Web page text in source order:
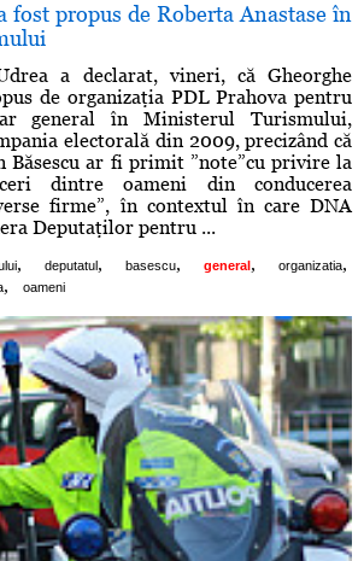
fost propus de Roberta Anastase în
a declarat, vineri, că Gheorghe
de organizaţia PDL Prahova pentru
general în Ministerul Turismului,
electorală din 2009, precizând că
Băsescu ar fi primit ”note”cu privire la
dintre oameni din conducerea
firme”, în contextul în care DNA
Deputaţilor pentru ...
, deputatul , basescu, general , organizatia,
, oameni